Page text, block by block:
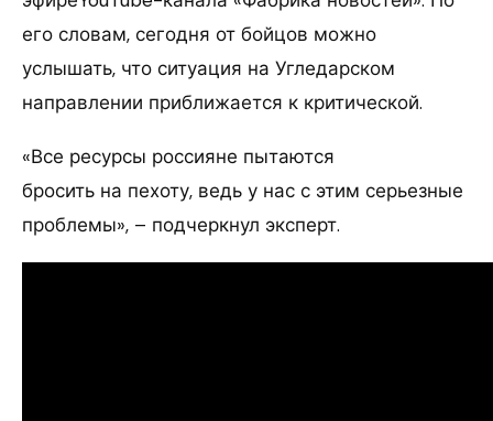
его словам, сегодня от бойцов можно
услышать, что ситуация на Угледарском
направлении приближается к критической.
«Все ресурсы россияне пытаются
бросить на пехоту, ведь у нас с этим серьезные
проблемы», – подчеркнул эксперт.